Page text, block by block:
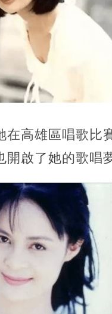
在高雄區唱歌比
開啟了她的歌唱